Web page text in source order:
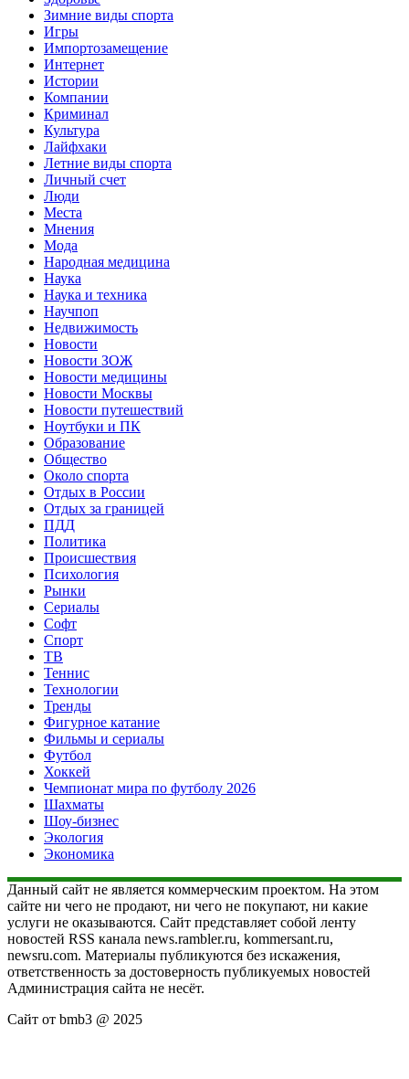
Зимние виды спорта
Игры
Импортозамещение
Интернет
Истории
Компании
Криминал
Культура
Лайфхаки
Летние виды спорта
Личный счет
Люди
Места
Мнения
Мода
Народная медицина
Наука
Наука и техника
Научпоп
Недвижимость
Новости
Новости ЗОЖ
Новости медицины
Новости Москвы
Новости путешествий
Ноутбуки и ПК
Образование
Общество
Около спорта
Отдых в России
Отдых за границей
ПДД
Политика
Происшествия
Психология
Рынки
Сериалы
Софт
Спорт
ТВ
Теннис
Технологии
Тренды
Фигурное катание
Фильмы и сериалы
Футбол
Хоккей
Чемпионат мира по футболу 2026
Шахматы
Шоу-бизнес
Экология
Экономика
Данный сайт не является коммерческим проектом. На этом
сайте ни чего не продают, ни чего не покупают, ни какие
услуги не оказываются. Сайт представляет собой ленту
новостей RSS канала news.rambler.ru, kommersant.ru,
newsru.com. Материалы публикуются без искажения,
ответственность за достоверность публикуемых новостей
Администрация сайта не несёт.
Сайт от bmb3 @ 2025